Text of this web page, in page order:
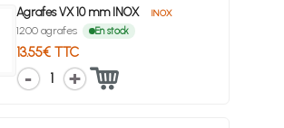
Agrafes VX 10 mm INOX INOX
1200 agrafes En stock
13.55€ TTC
1